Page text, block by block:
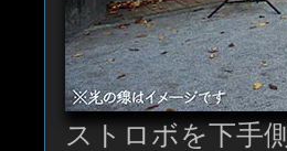
ストロボを下手側